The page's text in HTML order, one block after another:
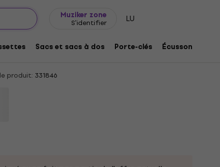
Muziker zone
S'identifier LU
Sacs et sacs à dos Porte-clés Écussons/
Tongue Red M T-shirt
produit: 331846